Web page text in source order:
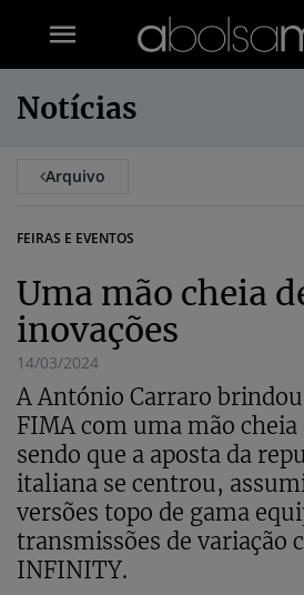
Notícias
Arquivo
FEIRAS E EVENTOS
Uma mão cheia
inovações
14/03/2024
A António Carraro
FIMA com uma mão cheia
sendo que a aposta da
italiana se centrou,
versões topo de gama
transmissões de variação
INFINITY.